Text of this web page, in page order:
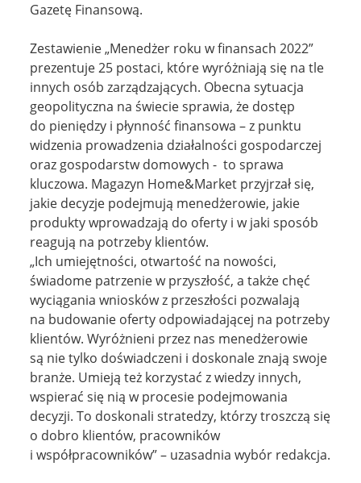
Gazetę Finansową.
Zestawienie „Menedżer roku w finansach 2022”
prezentuje 25 postaci, które wyróżniają się na tle
innych osób zarządzających. Obecna sytuacja
geopolityczna na świecie sprawia, że dostęp
do pieniędzy i płynność finansowa – z punktu
widzenia prowadzenia działalności gospodarczej
oraz gospodarstw domowych - to sprawa
kluczowa. Magazyn Home&Market przyjrzał się,
jakie decyzje podejmują menedżerowie, jakie
produkty wprowadzają do oferty i w jaki sposób
reagują na potrzeby klientów.
„Ich umiejętności, otwartość na nowości,
świadome patrzenie w przyszłość, a także chęć
wyciągania wniosków z przeszłości pozwalają
na budowanie oferty odpowiadającej na potrzeby
klientów. Wyróżnieni przez nas menedżerowie
są nie tylko doświadczeni i doskonale znają swoje
branże. Umieją też korzystać z wiedzy innych,
wspierać się nią w procesie podejmowania
decyzji. To doskonali stratedzy, którzy troszczą się
o dobro klientów, pracowników
i współpracowników” – uzasadnia wybór redakcja.